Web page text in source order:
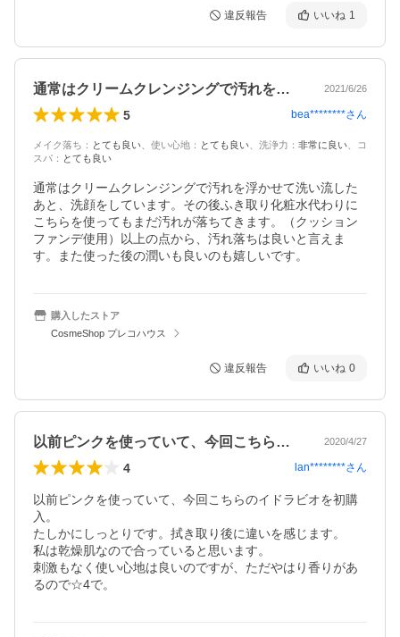
違反報告 いいね 1
通常はクリームクレンジングで汚れを浮か… 2021/6/26
5 bea********さん
メイク落ち ： とても良い 使い心地 ： とても良い 洗浄力 ： 非常に良い
コ
スパ ： とても良い
通常はクリームクレンジングで汚れを浮かせて洗い流した
あと、洗顔をしています。その後ふき取り化粧水代わりに
こちらを使ってもまだ汚れが落ちてきます。（クッション
ファンデ使用）以上の点から、汚れ落ちは良いと言えま
す。また使った後の潤いも良いのも嬉しいです。
購入したストア
CosmeShop プレコハウス
違反報告 いいね 0
以前ピンクを使っていて、今回こちらのイ… 2020/4/27
4 lan********さん
以前ピンクを使っていて、今回こちらのイドラビオを初購
入。
たしかにしっとりです。拭き取り後に違いを感じます。
私は乾燥肌なので合っていると思います。
刺激もなく使い心地は良いのですが、ただやはり香りがあ
るので☆4で。